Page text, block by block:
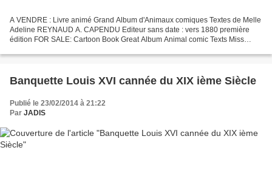
A VENDRE : Livre animé Grand Album d'Animaux comiques Textes de Melle
Adeline REYNAUD A. CAPENDU Editeur sans date : vers 1880 première
édition FOR SALE: Cartoon Book Great Album Animal comic Texts Miss
Banquette Louis XVI cannée du XIX ième Siècle
Publié le 23/02/2014 à 21:22
Par JADIS